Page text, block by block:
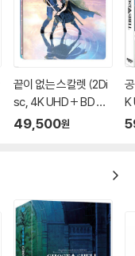
끝이 없는 스칼렛 (2Di
sc, 4K UHD + BD 스
틸북 한정판) : 블루레
49,500원
K